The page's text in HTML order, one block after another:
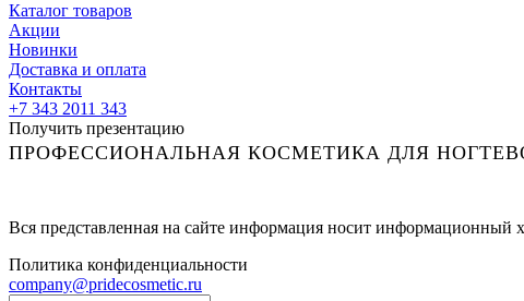
Каталог товаров
Акции
Новинки
Доставка и оплата
Контакты
+7 343 2011 343
Получить презентацию
ПРОФЕССИОНАЛЬНАЯ КОСМЕТИКА ДЛЯ
Вся представленная на сайте информация носит
Политика конфиденциальности
company@pridecosmetic.ru